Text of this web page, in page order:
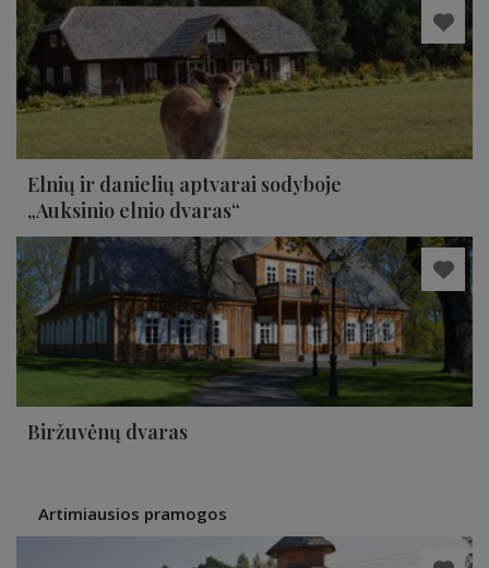
Elnių ir danielių aptvarai sodyboje
„Auksinio elnio dvaras“
Biržuvėnų dvaras
Artimiausios pramogos